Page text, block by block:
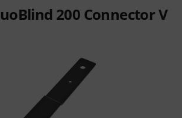
200 Connector V